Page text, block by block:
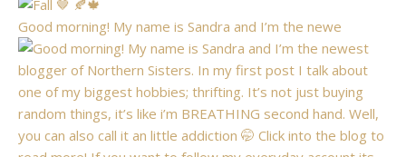
Good morning! My name is Sandra and I’m the newe